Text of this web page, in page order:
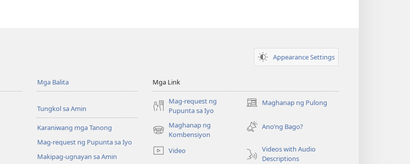
Appearance Settings
Mga Balita
Tungkol sa Amin
Karaniwang mga Tanong
Mag-request ng Pupunta sa Iyo
Makipag-ugnayan sa Amin
Mga Link
Mag-request ng
Pupunta sa Iyo
Maghanap ng Pulong
(may
na
window)
Maghanap ng
Kombensiyon
(may
na
Ano’ng Bago?
Video
Videos with Audio
Descriptions